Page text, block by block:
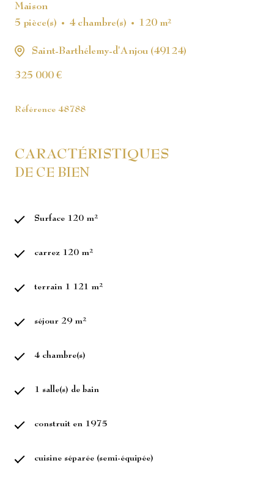
Maison
5 pièce(s)
4 chambre(s) 120 m²
Saint-Barthélemy-d'Anjou (49124)
325 000 €
Référence 48788
CARACTÉRISTIQUES
DE CE BIEN
Surface 120 m²
carrez 120 m²
terrain 1 121 m²
séjour 29 m²
4 chambre(s)
1 salle(s) de bain
construit en 1975
cuisine séparée (semi-équipée)